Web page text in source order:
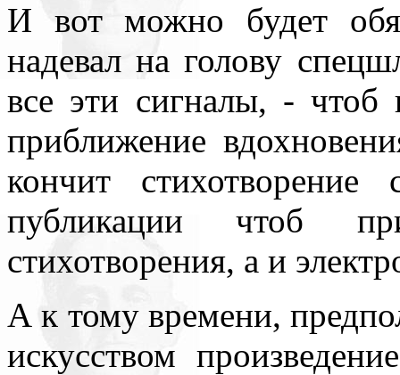
подсознаний в
то, знаемом и рожденном
нигде уточнять и
И вот можно будет
надевал на голову
все эти сигналы, - чтоб
приближение
кончит
публикации чтоб
стихотворения, а и
А к тому времени,
искусством